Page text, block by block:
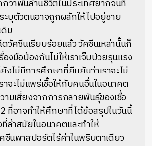
ว่าพันล้านชีวิตในประเทศยากจนที่
ะบุตัวตนอาจถูกผลักให้ไปอยู่ชาย
ม
ดวัคซีนเรียบร้อยแล้ว วัคซีนเหล่านั้นก็
องมือป้องกันไม่ให้เราเจ็บป่วยรุนแรง
ไม่มีการศึกษาที่ยืนยันว่าเราจะไม่
าจะไม่แพร่เชื้อให้กับคนอื่นในอนาคต
มเสี่ยงจากการกลายพันธุ์ของเชื้อ
2 ที่อาจทำให้ศึกษาที่ได้ข้อสรุปในวันนี้
ล้าสมัยในอนาคตและทำให้
ซีนพาสปอร์ตไร้ค่าในพริบตาเดียว